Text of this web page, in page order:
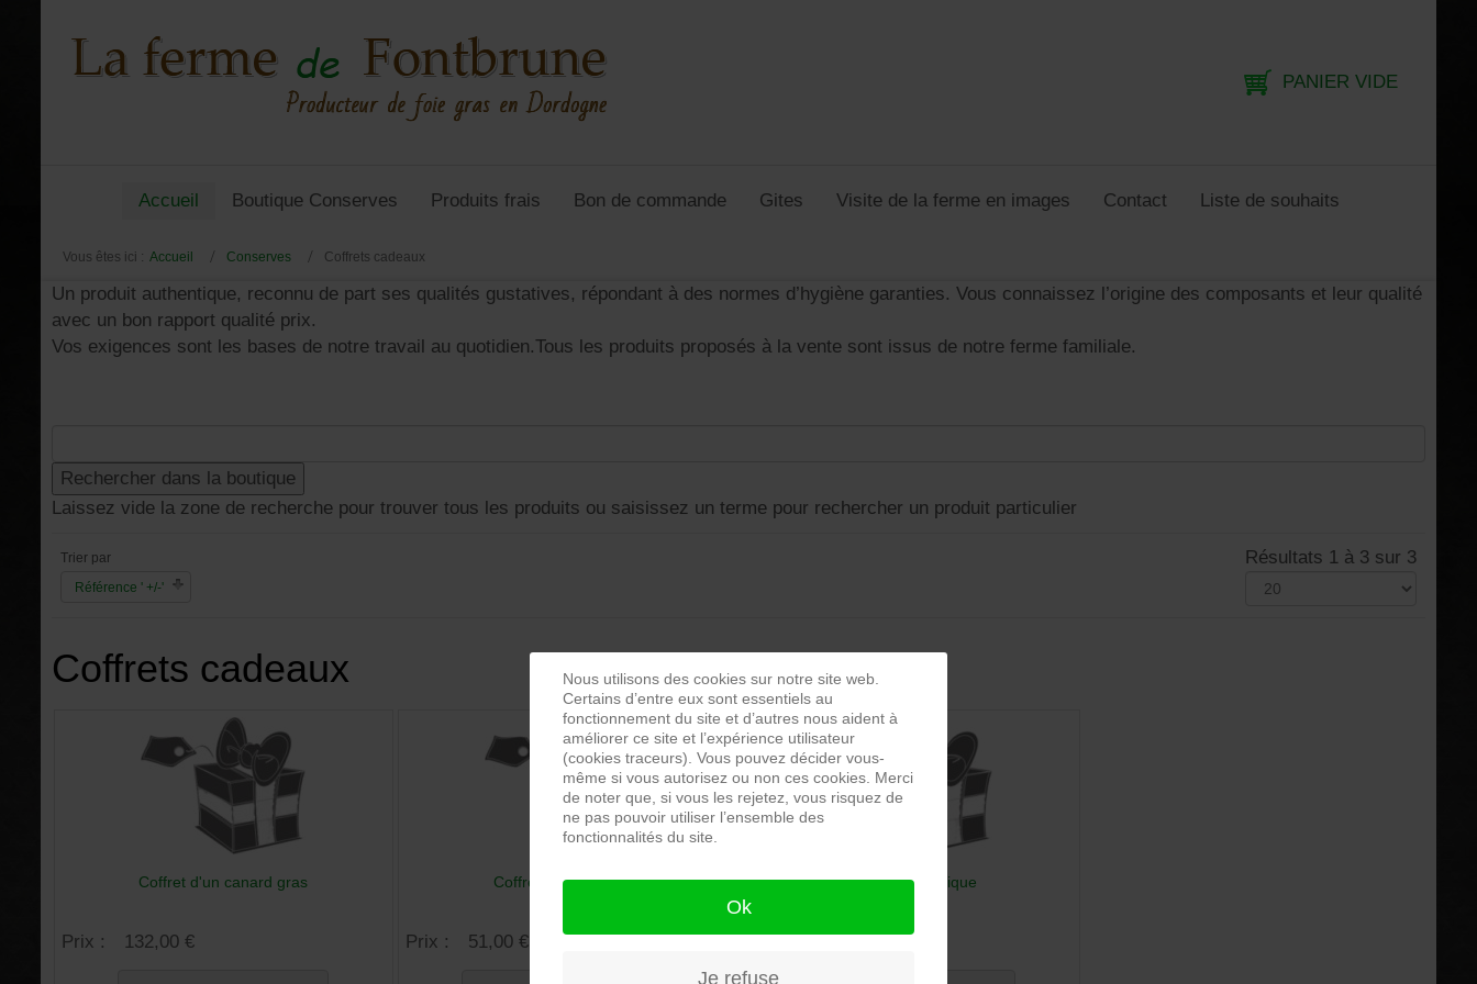
PANIER VIDE
Accueil Boutique Conserves Produits frais Bon de commande Gites Visite de la ferme en images Contact Liste de souhaits
Vous êtes ici : Accueil Conserves Coffrets cadeaux
Un produit authentique, reconnu de part ses qualités gustatives, répondant à des normes d’hygiène garanties. Vous connaissez l’origine des composants et leur qualité
avec un bon rapport qualité prix.
Vos exigences sont les bases de notre travail au quotidien.Tous les produits proposés à la vente sont issus de notre ferme familiale.
Laissez vide la zone de recherche pour trouver tous les produits ou saisissez un terme pour rechercher un produit particulier
Trier par
Référence ' +/-'
Résultats 1 à 3 sur 3
Coffrets cadeaux
Coffret d'un canard gras
Prix : 132,00 €
Coffret de Fontbrune
Prix : 51,00 €
Coffret pique nique
Prix : 37,50 €
Nous utilisons des cookies sur notre site web.
Certains d’entre eux sont essentiels au
fonctionnement du site et d’autres nous aident à
améliorer ce site et l’expérience utilisateur
(cookies traceurs). Vous pouvez décider vous-
même si vous autorisez ou non ces cookies. Merci
de noter que, si vous les rejetez, vous risquez de
ne pas pouvoir utiliser l’ensemble des
fonctionnalités du site.
Ok
Je refuse